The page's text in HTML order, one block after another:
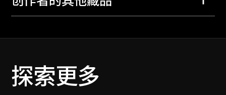
探索更多